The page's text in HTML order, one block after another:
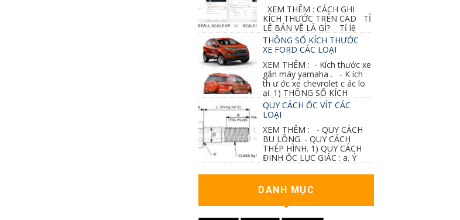
XEM THÊM : CÁCH GHI
KÍCH THƯỚC TRÊN CAD TỈ
LỆ BẢN VẼ LÀ GÌ? Tỉ lệ
của hình vẽ trong bản vẽ thiết kế kiến trúc...
THÔNG SỐ KÍCH THƯỚC
XE FORD CÁC LOẠI
XEM THÊM : - Kích thước xe
gắn máy yamaha . - K ích
th ư ớc xe chevrolet c ác lo
ại. 1) THÔNG SỐ KÍCH
QUY CÁCH ỐC VÍT CÁC
LOẠI
XEM THÊM : - QUY CÁCH
BU LÔNG. - QUY CÁCH
THÉP HÌNH. 1) QUY CÁCH
ĐINH ỐC LỤC GIÁC : a. Ý
DANH MỤC